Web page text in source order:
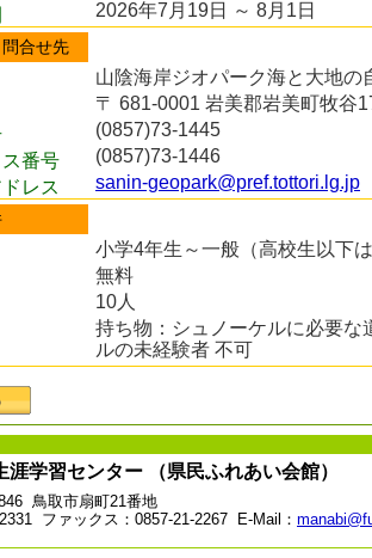
2026年7月19日 ～ 8月1日
合せ先
山陰海岸ジオパーク海と大地の
〒 681-0001 岩美郡岩美町牧谷
(0857)73-1445
番号
(0857)73-1446
レス
sanin-geopark@pref.tottori.lg.jp
小学4年生～一般（高校生以下
無料
10人
持ち物：シュノーケルに必要
ルの未経験者 不可
涯学習センター （県民ふれあい会館）
鳥取市扇町21番地
ファックス：0857-21-2267 E-Mail：